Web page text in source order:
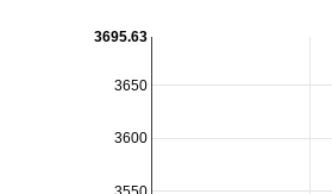
3600
3650
3695.63